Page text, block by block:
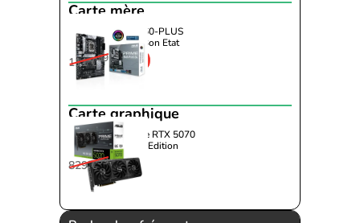
Carte mère
Asus - PRIME B660-PLUS
D4-Seconde Vie-Bon Etat
-17%
111 €99
91€99
Carte graphique
Asus - T1 GeForce RTX 5070
12GB GDDR7 OC Edition
-6%
829 €99
779€99